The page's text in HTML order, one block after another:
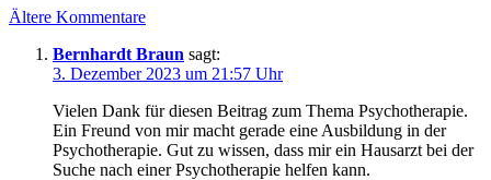
Ältere Kommentare
Bernhardt Braun sagt:
3. Dezember 2023 um 21:57 Uhr
Vielen Dank für diesen Beitrag zum Thema Psychotherapie.
Ein Freund von mir macht gerade eine Ausbildung in der
Psychotherapie. Gut zu wissen, dass mir ein Hausarzt bei der
Suche nach einer Psychotherapie helfen kann.